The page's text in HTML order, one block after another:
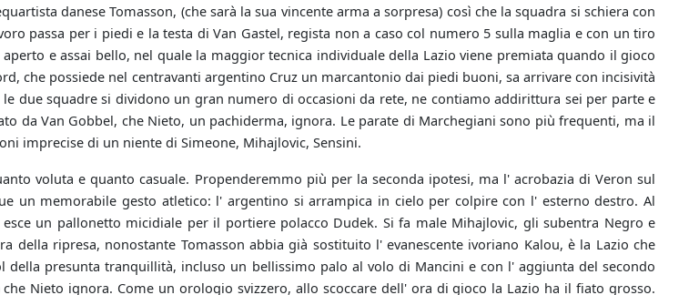
danese Tomasson, (che sarà la sua vincente arma a sorpresa) così che la squadra si schiera con
passa per i piedi e la testa di Van Gastel, regista non a caso col numero 5 sulla maglia e con un tiro
e assai bello, nel quale la maggior tecnica individuale della Lazio viene premiata quando il gioco
che possiede nel centravanti argentino Cruz un marcantonio dai piedi buoni, sa arrivare con incisività
due squadre si dividono un gran numero di occasioni da rete, ne contiamo addirittura sei per parte e
da Van Gobbel, che Nieto, un pachiderma, ignora. Le parate di Marchegiani sono più frequenti, ma il
imprecise di un niente di Simeone, Mihajlovic, Sensini.
voluta e quanto casuale. Propenderemmo più per la seconda ipotesi, ma l' acrobazia di Veron sul
un memorabile gesto atletico: l' argentino si arrampica in cielo per colpire con l' esterno destro. Al
un pallonetto micidiale per il portiere polacco Dudek. Si fa male Mihajlovic, gli subentra Negro e
ripresa, nonostante Tomasson abbia già sostituito l' evanescente ivoriano Kalou, è la Lazio che
della presunta tranquillità, incluso un bellissimo palo al volo di Mancini e con l' aggiunta del secondo
Nieto ignora. Come un orologio svizzero, allo scoccare dell' ora di gioco la Lazio ha il fiato grosso.